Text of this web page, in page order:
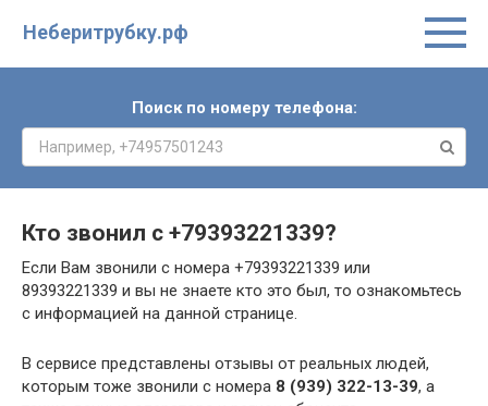
Неберитрубку.рф
Поиск по номеру телефона:
Кто звонил с +79393221339?
Если Вам звонили с номера +79393221339 или
89393221339 и вы не знаете кто это был, то ознакомьтесь
с информацией на данной странице.
В сервисе представлены отзывы от реальных людей,
которым тоже звонили с номера 8 (939) 322-13-39, а